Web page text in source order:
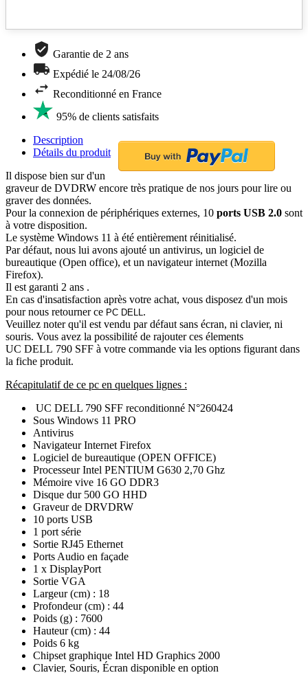
Garantie de 2 ans
Expédié le 24/08/26
Reconditionné en France
95% de clients satisfaits
Description
Détails du produit
Il dispose bien sur d'un
graveur de DVDRW encore très pratique de nos jours pour lire ou
graver des données.
Pour la connexion de périphériques externes, 10 ports USB 2.0 sont
à votre disposition.
Le système Windows 11 à été entièrement réinitialisé.
Par défaut, nous lui avons ajouté un antivirus, un logiciel de
bureautique (Open office), et un navigateur internet (Mozilla
Firefox).
Il est garanti 2 ans .
En cas d'insatisfaction après votre achat, vous disposez d'un mois
pour nous retourner ce PC DELL.
Veuillez noter qu'il est vendu par défaut sans écran, ni clavier, ni
souris. Vous avez la possibilité de rajouter ces élements
UC DELL 790 SFF à votre commande via les options figurant dans
la fiche produit.
Récapitulatif de ce pc en quelques lignes :
UC DELL 790 SFF reconditionné N°260424
Sous Windows 11 PRO
Antivirus
Navigateur Internet Firefox
Logiciel de bureautique (OPEN OFFICE)
Processeur Intel PENTIUM G630 2,70 Ghz
Mémoire vive 16 GO DDR3
Disque dur 500 GO HHD
Graveur de DRVDRW
10 ports USB
1 port série
Sortie RJ45 Ethernet
Ports Audio en façade
1 x DisplayPort
Sortie VGA
Largeur (cm) : 18
Profondeur (cm) : 44
Poids (g) : 7600
Hauteur (cm) : 44
Poids 6 kg
Chipset graphique Intel HD Graphics 2000
Clavier, Souris, Écran disponible en option